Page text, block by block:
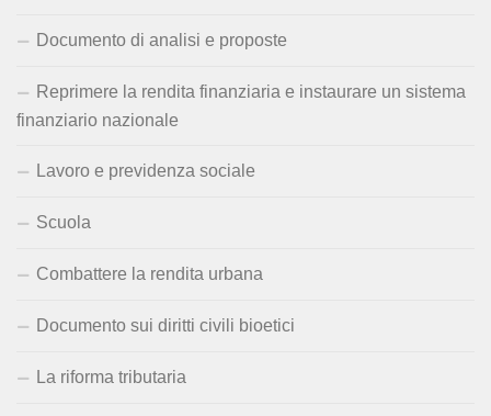
Documento di analisi e proposte
Reprimere la rendita finanziaria e instaurare un sistema
finanziario nazionale
Lavoro e previdenza sociale
Scuola
Combattere la rendita urbana
Documento sui diritti civili bioetici
La riforma tributaria